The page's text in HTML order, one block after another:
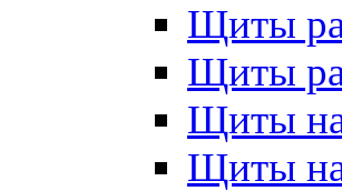
Щиты
Щиты
Щиты
Щиты